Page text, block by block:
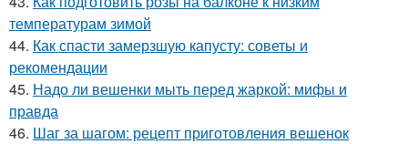
температурам зимой
44. Как спасти замерзшую капусту: советы и
рекомендации
45. Надо ли вешенки мыть перед жаркой: мифы и
правда
46. Шаг за шагом: рецепт приготовления вешенок